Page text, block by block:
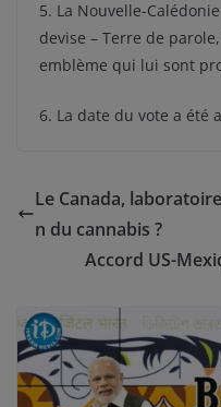
5. La Nouvelle-
devise – Terre de
emblème qui lui sont
6. La date du vote a été
Le Canada,
n du cannabis ?
Accord US-